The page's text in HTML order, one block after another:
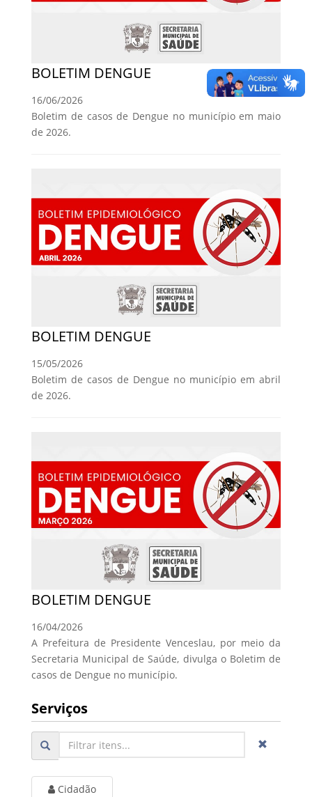
BOLETIM DENGUE
16/06/2026
Boletim de casos de Dengue no município em maio
de 2026.
BOLETIM DENGUE
15/05/2026
Boletim de casos de Dengue no município em abril
de 2026.
BOLETIM DENGUE
16/04/2026
A Prefeitura de Presidente Venceslau, por meio da
Secretaria Municipal de Saúde, divulga o Boletim de
casos de Dengue no município.
Serviços
Cidadão